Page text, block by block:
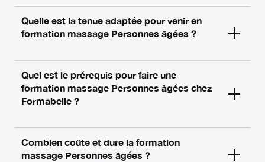
Quelle est la tenue adaptée pour venir en
formation massage Personnes âgées ?
Quel est le prérequis pour faire une
formation massage Personnes âgées chez
Formabelle ?
Combien coûte et dure la formation
massage Personnes âgées ?